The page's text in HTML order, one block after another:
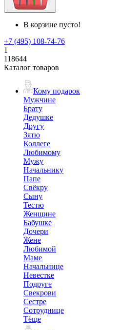
В корзине пусто!
+7 (495) 108-74-76
1
118644
Каталог товаров
Кому подарок
Мужчине
Брату
Дедушке
Другу
Зятю
Коллеге
Любимому
Мужу
Начальнику
Папе
Свёкру
Сыну
Тестю
Женщине
Бабушке
Дочери
Жене
Любимой
Маме
Начальнице
Невестке
Подруге
Свекрови
Сестре
Сотруднице
Тёще